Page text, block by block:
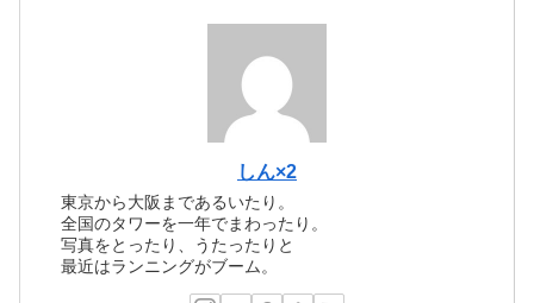
しん×2
東京から大阪まであるいたり。
全国のタワーを一年でまわったり。
写真をとったり、うたったりと
最近はランニングがブーム。